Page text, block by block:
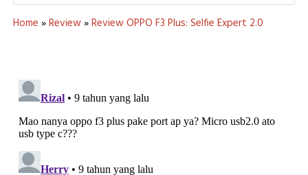
Home »Review»Review OPPO F3 Plus: Selfie Expert 2.0